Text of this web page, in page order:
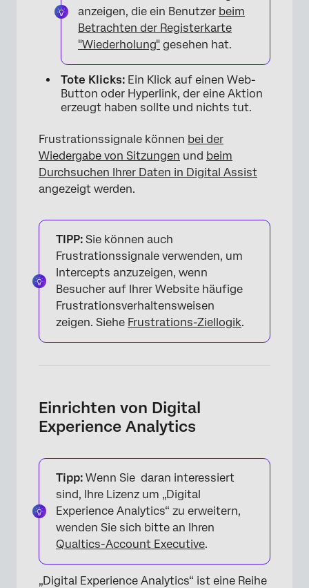
anzeigen, die ein Benutzer beim
Betrachten der Registerkarte
"Wiederholung" gesehen hat.
Tote Klicks: Ein Klick auf einen Web-
Button oder Hyperlink, der eine Aktion
erzeugt haben sollte und nichts tut.
Frustrationssignale können bei der
Wiedergabe von Sitzungen und beim
Durchsuchen Ihrer Daten in Digital Assist
angezeigt werden.
TIPP: Sie können auch
Frustrationssignale verwenden, um
Intercepts anzuzeigen, wenn
Besucher auf Ihrer Website häufige
Frustrationsverhaltensweisen
zeigen. Siehe Frustrations-Ziellogik.
Einrichten von Digital
Experience Analytics
Tipp: Wenn Sie daran interessiert
sind, Ihre Lizenz um „Digital
Experience Analytics“ zu erweitern,
wenden Sie sich bitte an Ihren
Qualtics-Account Executive.
„Digital Experience Analytics“ ist eine Reihe